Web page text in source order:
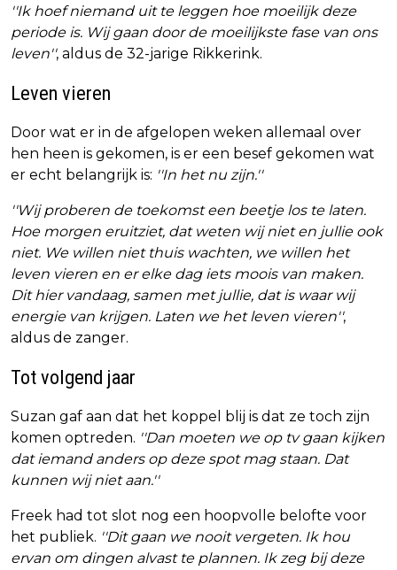
''Ik hoef niemand uit te leggen hoe moeilijk deze
periode is. Wij gaan door de moeilijkste fase van ons
leven'', aldus de 32-jarige Rikkerink.
Leven vieren
Door wat er in de afgelopen weken allemaal over
hen heen is gekomen, is er een besef gekomen wat
er echt belangrijk is: ''In het nu zijn.''
''Wij proberen de toekomst een beetje los te laten.
Hoe morgen eruitziet, dat weten wij niet en jullie ook
niet. We willen niet thuis wachten, we willen het
leven vieren en er elke dag iets moois van maken.
Dit hier vandaag, samen met jullie, dat is waar wij
energie van krijgen. Laten we het leven vieren'',
aldus de zanger.
Tot volgend jaar
Suzan gaf aan dat het koppel blij is dat ze toch zijn
komen optreden. ''Dan moeten we op tv gaan kijken
dat iemand anders op deze spot mag staan. Dat
kunnen wij niet aan.''
Freek had tot slot nog een hoopvolle belofte voor
het publiek. ''Dit gaan we nooit vergeten. Ik hou
ervan om dingen alvast te plannen. Ik zeg bij deze